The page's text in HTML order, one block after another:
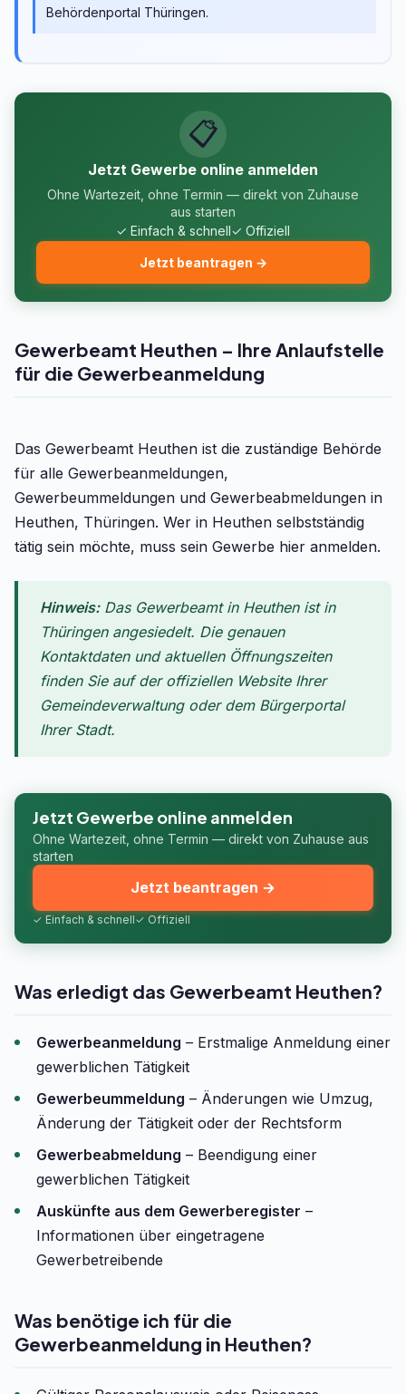
Behördenportal Thüringen.
📋
Jetzt Gewerbe online anmelden
Ohne Wartezeit, ohne Termin — direkt von Zuhause
aus starten
✓ Einfach & schnell✓ Offiziell
Jetzt beantragen →
Gewerbeamt Heuthen – Ihre Anlaufstelle
für die Gewerbeanmeldung
Das Gewerbeamt Heuthen ist die zuständige Behörde
für alle Gewerbeanmeldungen,
Gewerbeummeldungen und Gewerbeabmeldungen in
Heuthen, Thüringen. Wer in Heuthen selbstständig
tätig sein möchte, muss sein Gewerbe hier anmelden.
Hinweis:Das Gewerbeamt in Heuthen ist in
Thüringen angesiedelt. Die genauen
Kontaktdaten und aktuellen Öffnungszeiten
finden Sie auf der offiziellen Website Ihrer
Gemeindeverwaltung oder dem Bürgerportal
Ihrer Stadt.
Jetzt Gewerbe online anmelden
Ohne Wartezeit, ohne Termin — direkt von Zuhause aus
starten
✓ Einfach & schnell✓ Offiziell
Jetzt beantragen →
Was erledigt das Gewerbeamt Heuthen?
Gewerbeanmeldung – Erstmalige Anmeldung einer
gewerblichen Tätigkeit
Gewerbeummeldung – Änderungen wie Umzug,
Änderung der Tätigkeit oder der Rechtsform
Gewerbeabmeldung – Beendigung einer
gewerblichen Tätigkeit
Auskünfte aus dem Gewerberegister –
Informationen über eingetragene
Gewerbetreibende
Was benötige ich für die
Gewerbeanmeldung in Heuthen?